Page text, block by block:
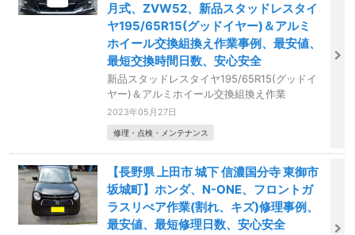
月式、ZVW52、新品スタッドレスタイ
ヤ195/65R15(グッドイヤー)＆アルミ
ホイール交換組換え作業事例、最安値、
最短交換時間日数、安心安全
新品スタッドレスタイヤ195/65R15(グッドイ
ヤー)＆アルミホイール交換組換え作業
2023年05月27日
修理・点検・メンテナンス
【長野県 上田市 城下 信濃国分寺 東御市
坂城町】ホンダ、N-ONE、フロントガ
ラスリぺア作業(割れ、キズ)修理事例、
最安値、最短修理日数、安心安全